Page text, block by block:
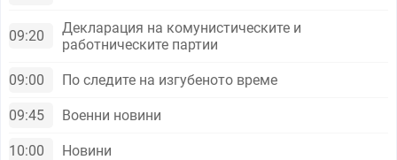
09:20
Декларация на комунистическите и
работническите партии
09:00 По следите на изгубеното време
09:45 Военни новини
10:00 Новини